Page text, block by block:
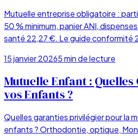
Mutuelle entreprise obligatoire :
50 % minimum, panier ANI,
santé 22,27 €. Le guide conformité
15 janvier 20265min de lecture
Mutuelle Enfant :
vos Enfants ?
Quelles garanties privilégier pour la
enfants ? Orthodontie, optique,